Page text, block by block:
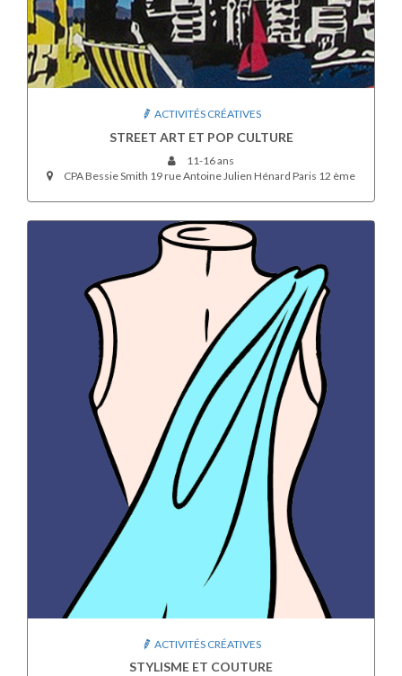
ACTIVITÉS CRÉATIVES
STREET ART ET POP CULTURE
11-16 ans
CPA Bessie Smith 19 rue Antoine Julien Hénard Paris 12 ème
ACTIVITÉS CRÉATIVES
STYLISME ET COUTURE